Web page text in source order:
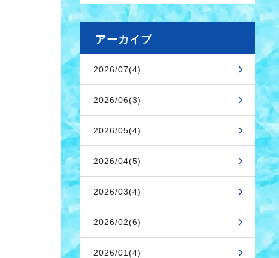
アーカイブ
2026/07(4)
2026/06(3)
2026/05(4)
2026/04(5)
2026/03(4)
2026/02(6)
2026/01(4)